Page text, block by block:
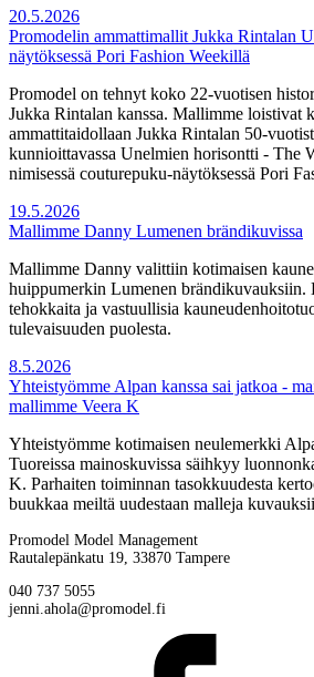
20.5.2026
Promodelin ammattimallit Jukka Rintalan
näytöksessä Pori Fashion Weekillä
Promodel on tehnyt koko 22-vuotisen
Jukka Rintalan kanssa. Mallimme loistivat
ammattitaidollaan Jukka Rintalan 50-
kunnioittavassa Unelmien horisontti - The
nimisessä couturepuku-näytöksessä Pori
19.5.2026
Mallimme Danny Lumenen brändikuvissa
Mallimme Danny valittiin kotimaisen
huippumerkin Lumenen brändikuvauksiin.
tehokkaita ja vastuullisia
tulevaisuuden puolesta.
8.5.2026
Yhteistyömme Alpan kanssa sai jatkoa -
mallimme Veera K
Yhteistyömme kotimaisen neulemerkki
Tuoreissa mainoskuvissa säihkyy
K. Parhaiten toiminnan tasokkuudesta
buukkaa meiltä uudestaan malleja
Promodel Model Management
Rautalepänkatu 19, 33870 Tampere
040 737 5055
jenni.ahola@promodel.fi